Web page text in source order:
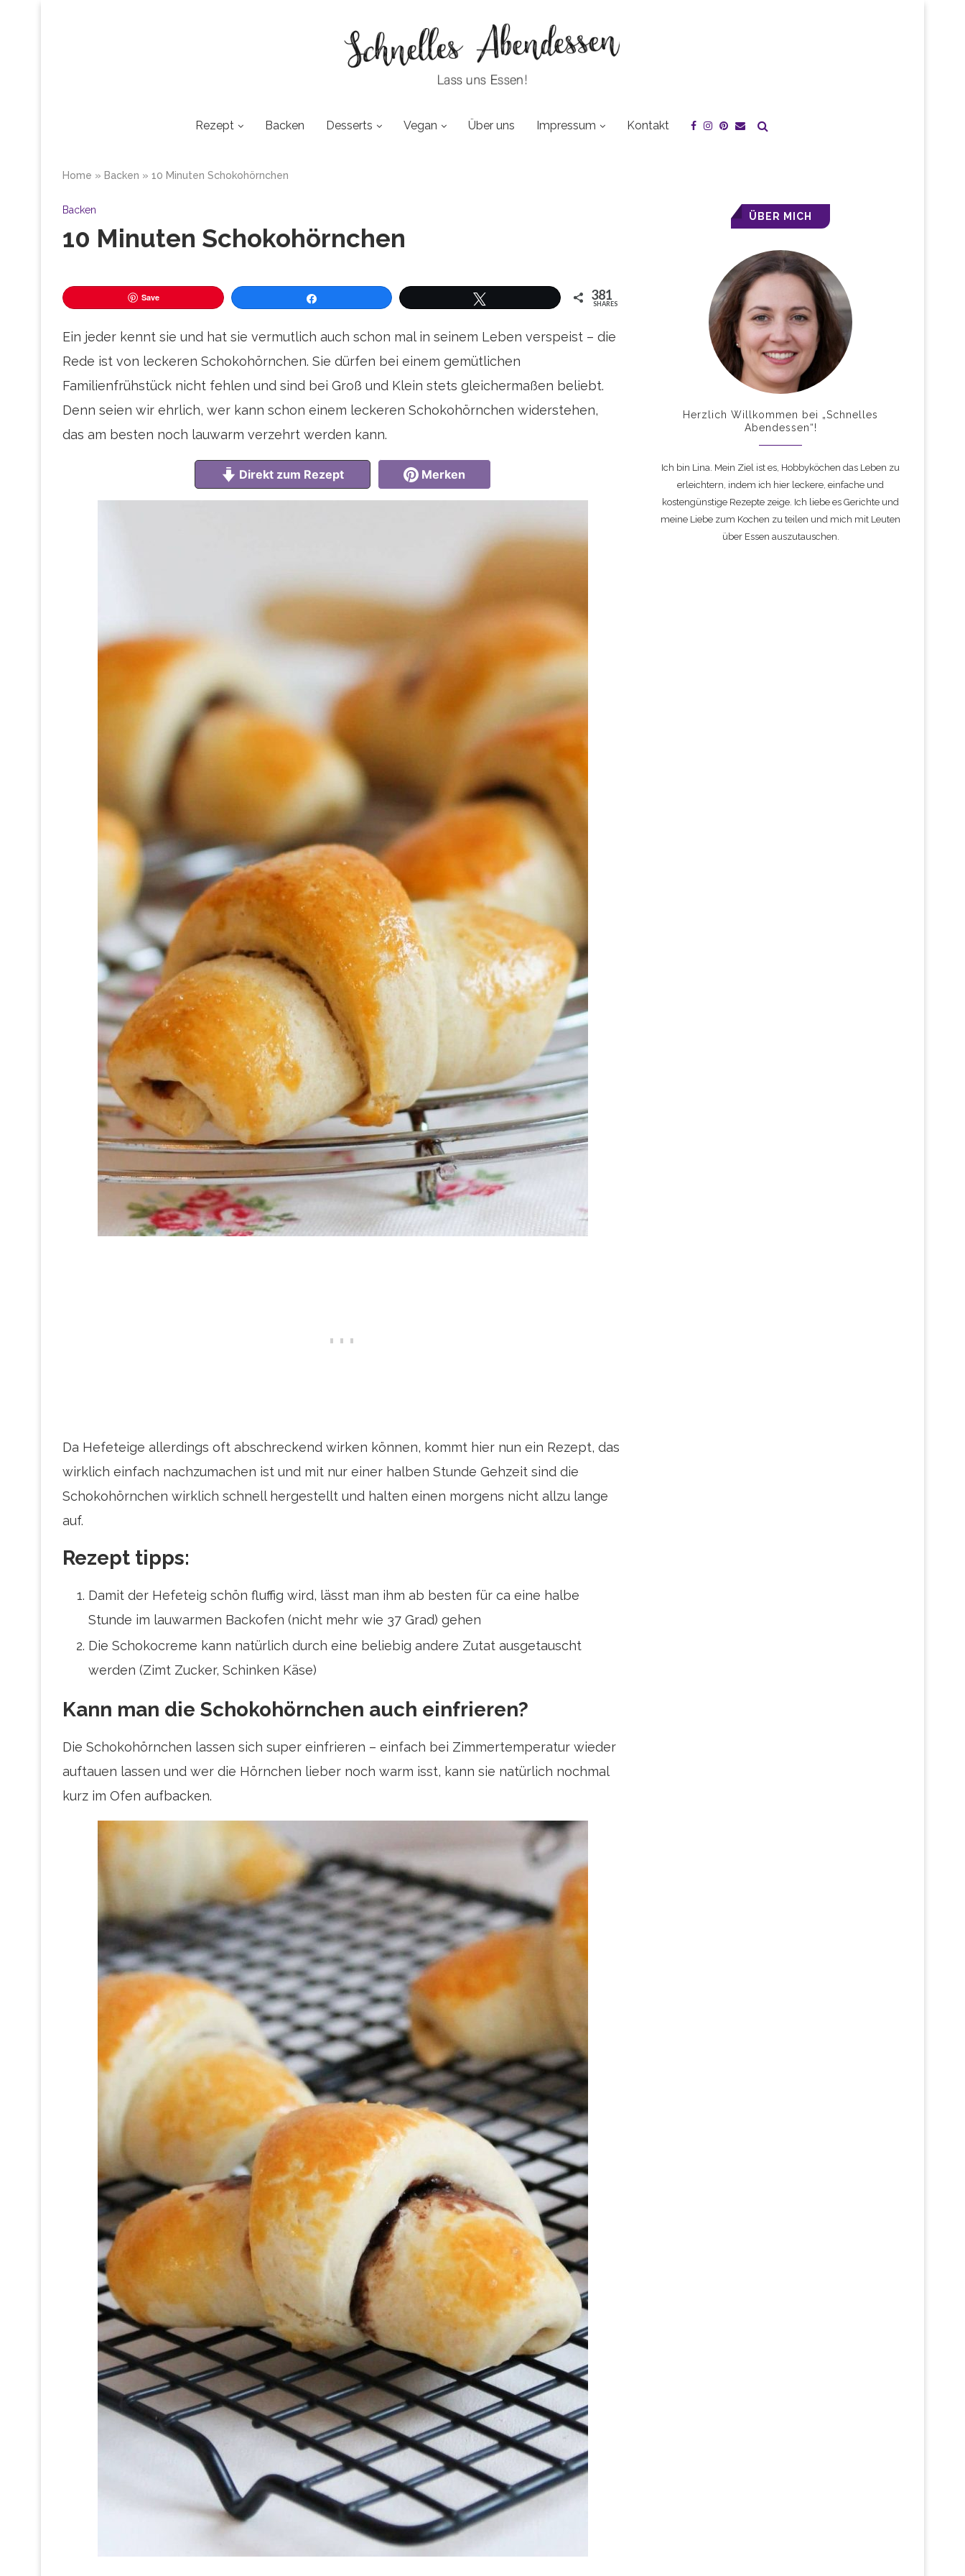
Rezept Backen Desserts Vegan Über uns Impressum Kontakt
Home » Backen » 10 Minuten Schokohörnchen
Backen
10 Minuten Schokohörnchen
Save 381
SHARES
Ein jeder kennt sie und hat sie vermutlich auch schon mal in seinem Leben verspeist – die
Rede ist von leckeren Schokohörnchen. Sie dürfen bei einem gemütlichen
Familienfrühstück nicht fehlen und sind bei Groß und Klein stets gleichermaßen beliebt.
Denn seien wir ehrlich, wer kann schon einem leckeren Schokohörnchen widerstehen,
das am besten noch lauwarm verzehrt werden kann.
Direkt zum Rezept Merken
Da Hefeteige allerdings oft abschreckend wirken können, kommt hier nun ein Rezept, das
wirklich einfach nachzumachen ist und mit nur einer halben Stunde Gehzeit sind die
Schokohörnchen wirklich schnell hergestellt und halten einen morgens nicht allzu lange
auf.
Rezept tipps:
Damit der Hefeteig schön fluffig wird, lässt man ihm ab besten für ca eine halbe
Stunde im lauwarmen Backofen (nicht mehr wie 37 Grad) gehen
Die Schokocreme kann natürlich durch eine beliebig andere Zutat ausgetauscht
werden (Zimt Zucker, Schinken Käse)
Kann man die Schokohörnchen auch einfrieren?
Die Schokohörnchen lassen sich super einfrieren – einfach bei Zimmertemperatur wieder
auftauen lassen und wer die Hörnchen lieber noch warm isst, kann sie natürlich nochmal
kurz im Ofen aufbacken.
ÜBER MICH
Herzlich Willkommen bei „Schnelles
Abendessen“!
Ich bin Lina. Mein Ziel ist es, Hobbyköchen das Leben zu
erleichtern, indem ich hier leckere, einfache und
kostengünstige Rezepte zeige. Ich liebe es Gerichte und
meine Liebe zum Kochen zu teilen und mich mit Leuten
über Essen auszutauschen.